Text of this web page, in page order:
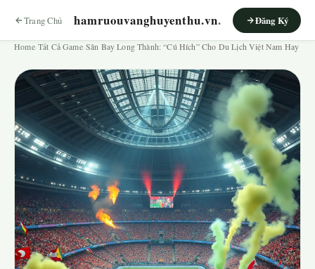
Trang Chủ hamruouvanghuyenthu.vn. Đăng Ký
Home› Tất Cả Game› Sân Bay Long Thành: “Cú Hích” Cho Du Lịch Việt Nam Hay